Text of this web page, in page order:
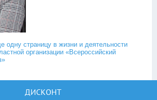
одну страницу в жизни и деятельности
организации «Всероссийский
ДИСКОНТ